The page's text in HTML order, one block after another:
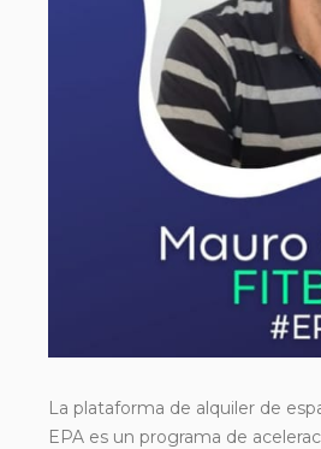
La plataforma de alquiler de
EPA es un programa de